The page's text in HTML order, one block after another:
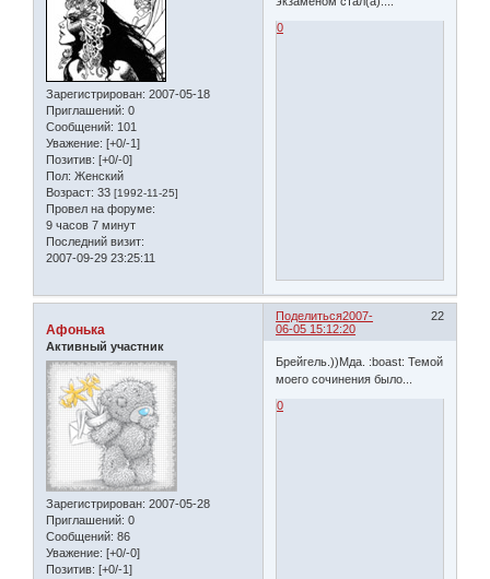
Зарегистрирован: 2007-05-18
Приглашений: 0
Сообщений: 101
Уважение: [+0/-1]
Позитив: [+0/-0]
Пол: Женский
Возраст: 33 [1992-11-25]
Провел на форуме:
9 часов 7 минут
Последний визит:
2007-09-29 23:25:11
0
Поделиться 22
2007-
06-05 15:12:20
Афонька
Активный участник
Зарегистрирован: 2007-05-28
Приглашений: 0
Сообщений: 86
Уважение: [+0/-0]
Позитив: [+0/-1]
Брейгель.))Мда. :boast: Темой
моего сочинения было...
0